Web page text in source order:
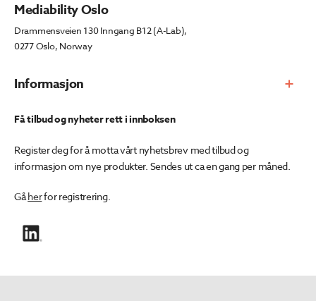
Informasjon
Mediability Oslo
Drammensveien 130 Inngang B12 (A-Lab),
0277 Oslo, Norway
Få tilbud og nyheter rett i innboksen
Register deg for å motta vårt nyhetsbrev med tilbud og
informasjon om nye produkter. Sendes ut ca en gang per måned.
Gåherfor registrering.